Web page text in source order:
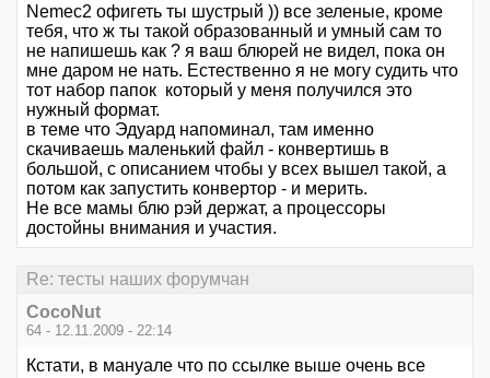
Nemec2 офигеть ты шустрый )) все зеленые, кроме
тебя, что ж ты такой образованный и умный сам то
не напишешь как ? я ваш блюрей не видел, пока он
мне даром не нать. Естественно я не могу судить что
тот набор папок который у меня получился это
нужный формат.
в теме что Эдуард напоминал, там именно
скачиваешь маленький файл - конвертишь в
большой, с описанием чтобы у всех вышел такой, а
потом как запустить конвертор - и мерить.
Не все мамы блю рэй держат, а процессоры
достойны внимания и участия.
Re: тесты наших форумчан
CocoNut
64 - 12.11.2009 - 22:14
Кстати, в мануале что по ссылке выше очень все